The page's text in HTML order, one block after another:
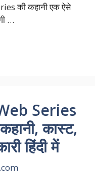
की कहानी एक ऐसे
…
Series
कास्ट,
हिंदी में